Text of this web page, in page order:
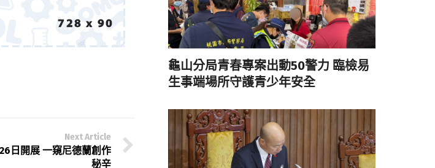
Next Article
日開展 一窺尼德蘭創作
秘辛
龜山分局青春專案出動50警力 臨檢易
生事端場所守護青少年安全